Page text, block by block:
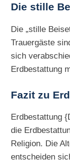
Die stille
Die „stille
Trauergäste
sich
Erdbestattung
Fazit zu
Erdbestattung
die
Religion. Die
entscheiden